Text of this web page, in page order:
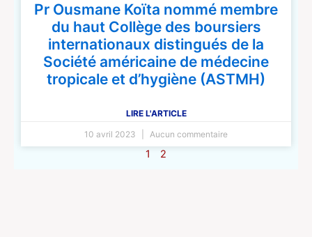
Pr Ousmane Koïta nommé membre
du haut Collège des boursiers
internationaux distingués de la
Société américaine de médecine
tropicale et d’hygiène (ASTMH)
LIRE L'ARTICLE
10 avril 2023
Aucun commentaire
1 2